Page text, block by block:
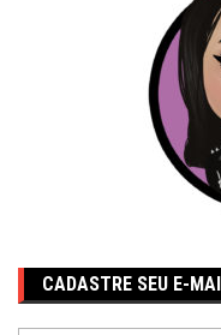
CADASTRE SEU E-